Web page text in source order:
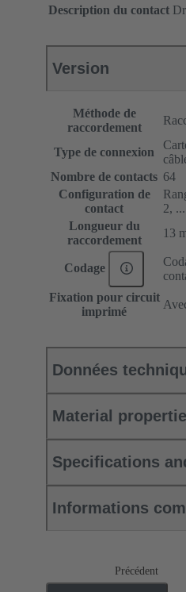
Description du contact
Version
Méthode de
raccordement
Type de connexion
Nombre de contacts 64
Configuration de
contact
2,
Longueur du
raccordement
13
Codage
Fixation pour circuit
imprimé
Données
Material
Specifications
Informations
Précédent